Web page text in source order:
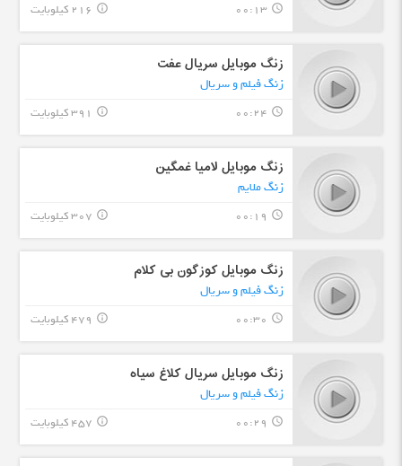
query_builder
00:13 216 کیلوبایت info_outline
زنگ موبایل سریال عفت
زنگ فیلم و سریال
query_builder
00:24 391 کیلوبایت info_outline
زنگ موبایل لامیا غمگین
زنگ ملایم
query_builder
00:19 307 کیلوبایت info_outline
زنگ موبایل کوزگون بی کلام
زنگ فیلم و سریال
query_builder
00:30 479 کیلوبایت info_outline
زنگ موبایل سریال کلاغ سیاه
زنگ فیلم و سریال
query_builder
00:29 457 کیلوبایت info_outline